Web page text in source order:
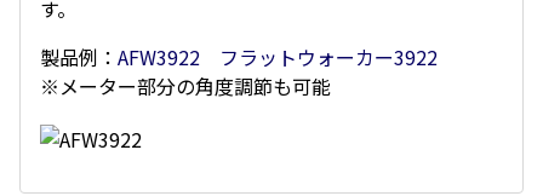
す。
製品例： AFW3922 フラットウォーカー3922
※メーター部分の角度調節も可能